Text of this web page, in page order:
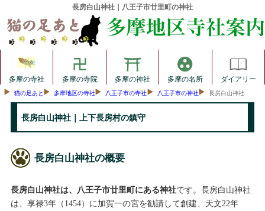
長房白山神社｜八王子市廿里町の神社
多摩の寺社 多摩の寺院 多摩の神社 多摩の名所 ダイアリー
猫の足あと 多摩地区の寺社 八王子市の寺社 八王子市の神社 長房白山神社
長房白山神社｜上下長房村の鎮守
長房白山神社の概要
長房白山神社は、八王子市廿里町にある神社です。長房白山神社
は、享禄3年（1454）に加賀一の宮を勧請して創建、天文22年